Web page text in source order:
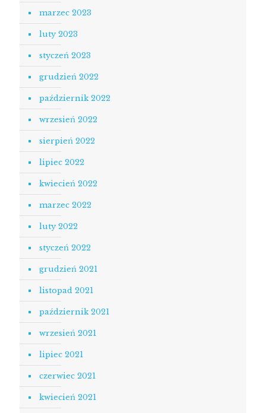
marzec 2023
luty 2023
styczeń 2023
grudzień 2022
październik 2022
wrzesień 2022
sierpień 2022
lipiec 2022
kwiecień 2022
marzec 2022
luty 2022
styczeń 2022
grudzień 2021
listopad 2021
październik 2021
wrzesień 2021
lipiec 2021
czerwiec 2021
kwiecień 2021